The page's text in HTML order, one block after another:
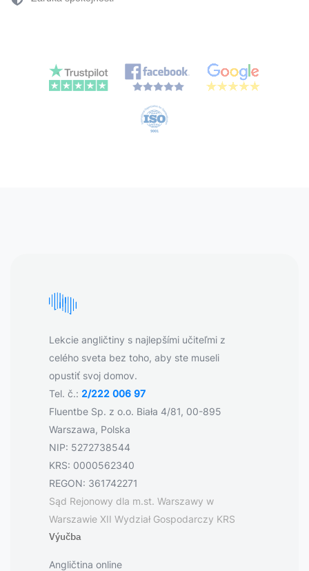
Lekcie angličtiny s najlepšími učiteľmi z
celého sveta bez toho, aby ste museli
opustiť svoj domov.
Tel. č.: 2/222 006 97
Fluentbe Sp. z o.o. Biała 4/81, 00-895
Warszawa, Polska
NIP: 5272738544
KRS: 0000562340
REGON: 361742271
Sąd Rejonowy dla m.st. Warszawy w
Warszawie XII Wydział Gospodarczy KRS
Výučba
Angličtina online